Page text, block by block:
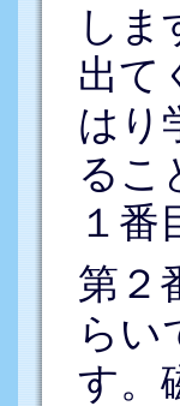
しま
出て
はり
るこ
１番
第２
らい
す。